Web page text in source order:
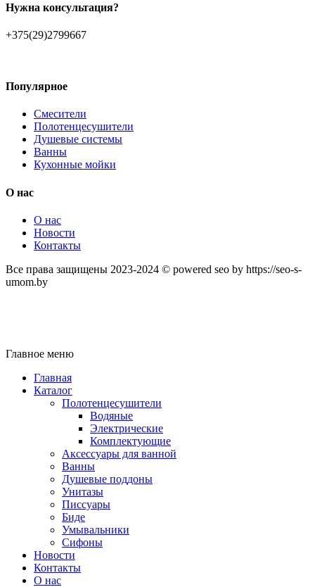
Нужна консультация?
+375(29)2799667
Популярное
Смесители
Полотенцесушители
Душевые системы
Ванны
Кухонные мойки
О нас
О нас
Новости
Контакты
Все права защищены 2023-2024 © powered seo by https://seo-s-
umom.by
Главное меню
Главная
Каталог
Полотенцесушители
Водяные
Электрические
Комплектующие
Аксессуары для ванной
Ванны
Душевые поддоны
Унитазы
Писсуары
Биде
Умывальники
Сифоны
Новости
Контакты
О нас